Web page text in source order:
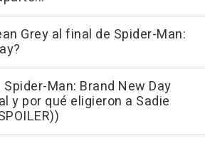
Grey al final de Spider-Man:
Man: Brand New Day
y por qué eligieron a Sadie